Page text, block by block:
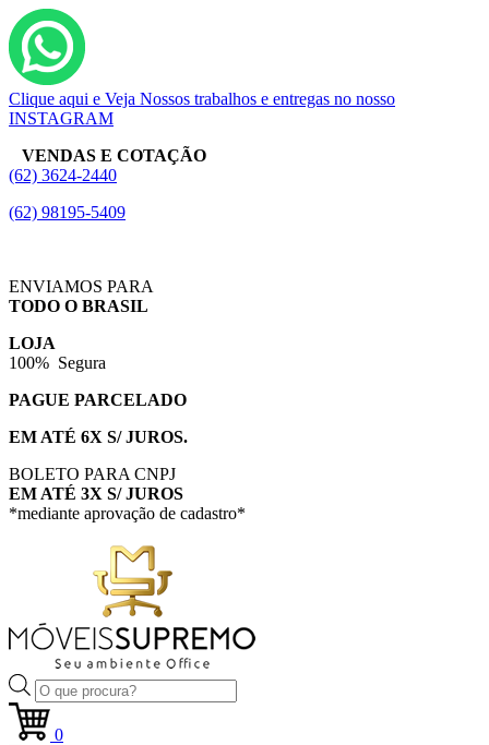
Clique aqui e Veja Nossos trabalhos e entregas no nosso
INSTAGRAM
VENDAS E COTAÇÃO
(62) 3624-2440
(62) 98195-5409
ENVIAMOS PARA
TODO O BRASIL
LOJA
100% Segura
PAGUE PARCELADO
EM ATÉ 6X S/ JUROS.
BOLETO PARA CNPJ
EM ATÉ 3X S/ JUROS
*mediante aprovação de cadastro*
Pesquisar
produtos
0